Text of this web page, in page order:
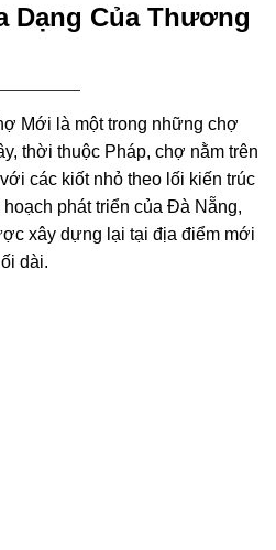
Dạng Của Thương
Mới là một trong những chợ
thời thuộc Pháp, chợ nằm trên
các kiốt nhỏ theo lối kiến trúc
phát triển của Đà Nẵng,
xây dựng lại tại địa điểm mới
dài.